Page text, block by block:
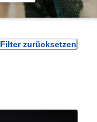
Filter zurücksetzen